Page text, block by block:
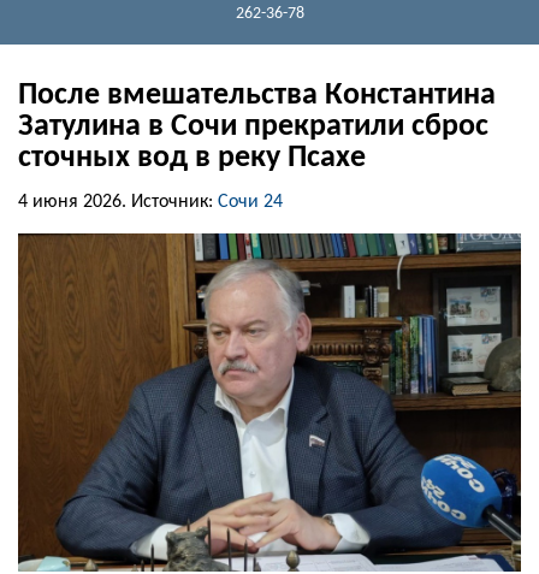
262-36-78
После вмешательства Константина
Затулина в Сочи прекратили сброс
сточных вод в реку Псахе
4 июня 2026. Источник: Сочи 24